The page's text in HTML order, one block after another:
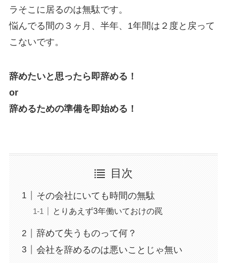
ラそこに居るのは無駄です。
悩んでる間の３ヶ月、半年、1年間は２度と戻って
こないです。
辞めたいと思ったら即辞める！
or
辞めるための準備を即始める！
目次
その会社にいても時間の無駄
とりあえず3年働いておけの罠
辞めて失うものって何？
会社を辞めるのは悪いことじゃ無い